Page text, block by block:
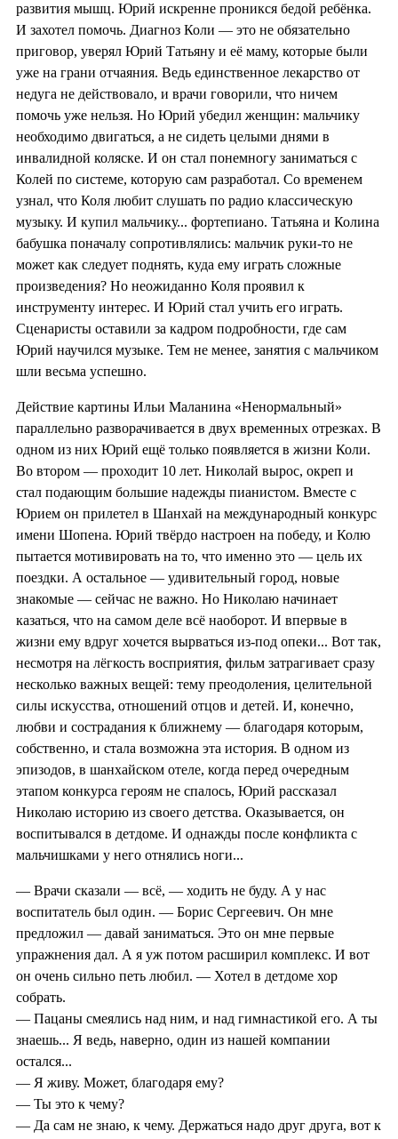
развития мышц. Юрий искренне проникся бедой ребёнка.
И захотел помочь. Диагноз Коли — это не обязательно
приговор, уверял Юрий Татьяну и её маму, которые были
уже на грани отчаяния. Ведь единственное лекарство от
недуга не действовало, и врачи говорили, что ничем
помочь уже нельзя. Но Юрий убедил женщин: мальчику
необходимо двигаться, а не сидеть целыми днями в
инвалидной коляске. И он стал понемногу заниматься с
Колей по системе, которую сам разработал. Со временем
узнал, что Коля любит слушать по радио классическую
музыку. И купил мальчику... фортепиано. Татьяна и Колина
бабушка поначалу сопротивлялись: мальчик руки-то не
может как следует поднять, куда ему играть сложные
произведения? Но неожиданно Коля проявил к
инструменту интерес. И Юрий стал учить его играть.
Сценаристы оставили за кадром подробности, где сам
Юрий научился музыке. Тем не менее, занятия с мальчиком
шли весьма успешно.
Действие картины Ильи Маланина «Ненормальный»
параллельно разворачивается в двух временных отрезках. В
одном из них Юрий ещё только появляется в жизни Коли.
Во втором — проходит 10 лет. Николай вырос, окреп и
стал подающим большие надежды пианистом. Вместе с
Юрием он прилетел в Шанхай на международный конкурс
имени Шопена. Юрий твёрдо настроен на победу, и Колю
пытается мотивировать на то, что именно это — цель их
поездки. А остальное — удивительный город, новые
знакомые — сейчас не важно. Но Николаю начинает
казаться, что на самом деле всё наоборот. И впервые в
жизни ему вдруг хочется вырваться из-под опеки... Вот так,
несмотря на лёгкость восприятия, фильм затрагивает сразу
несколько важных вещей: тему преодоления, целительной
силы искусства, отношений отцов и детей. И, конечно,
любви и сострадания к ближнему — благодаря которым,
собственно, и стала возможна эта история. В одном из
эпизодов, в шанхайском отеле, когда перед очередным
этапом конкурса героям не спалось, Юрий рассказал
Николаю историю из своего детства. Оказывается, он
воспитывался в детдоме. И однажды после конфликта с
мальчишками у него отнялись ноги...
— Врачи сказали — всё, — ходить не буду. А у нас
воспитатель был один. — Борис Сергеевич. Он мне
предложил — давай заниматься. Это он мне первые
упражнения дал. А я уж потом расширил комплекс. И вот
он очень сильно петь любил. — Хотел в детдоме хор
собрать.
— Пацаны смеялись над ним, и над гимнастикой его. А ты
знаешь... Я ведь, наверно, один из нашей компании
остался...
— Я живу. Может, благодаря ему?
— Ты это к чему?
— Да сам не знаю, к чему. Держаться надо друг друга, вот к